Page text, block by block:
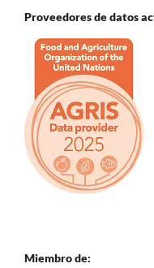
Proveedores de datos
Miembro de: